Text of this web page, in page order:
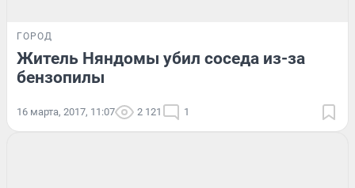
ГОРОД
Житель Няндомы убил соседа из-за
бензопилы
16 марта, 2017, 11:07 2 121 1